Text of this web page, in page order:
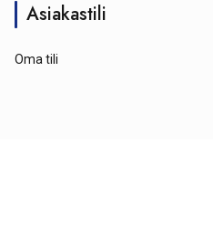
Asiakastili
Oma tili